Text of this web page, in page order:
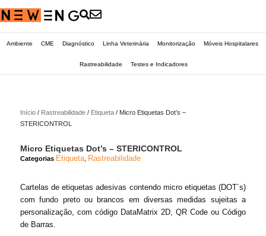
Ambiente CME Diagnóstico Linha Veterinária Monitorização Móveis Hospitalares
Rastreabilidade Testes e Indicadores
Início / Rastreabilidade / Etiqueta / Micro Etiquetas Dot’s –
STERICONTROL
Micro Etiquetas Dot’s – STERICONTROL
Categorias Etiqueta Rastreabilidade
Cartelas de etiquetas adesivas contendo micro etiquetas (DOT´s)
com fundo preto ou brancos em diversas medidas sujeitas a
personalização, com código DataMatrix 2D, QR Code ou Código
de Barras.